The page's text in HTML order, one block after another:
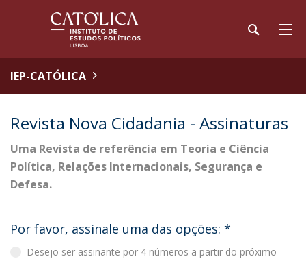
IEP-CATÓLICA
Revista Nova Cidadania - Assinaturas
Uma Revista de referência em Teoria e Ciência
Política, Relações Internacionais, Segurança e
Defesa.
Por favor, assinale uma das opções: *
Desejo ser assinante por 4 números a partir do próximo